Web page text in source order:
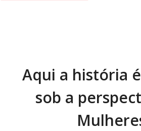
Aqui a história
sob a